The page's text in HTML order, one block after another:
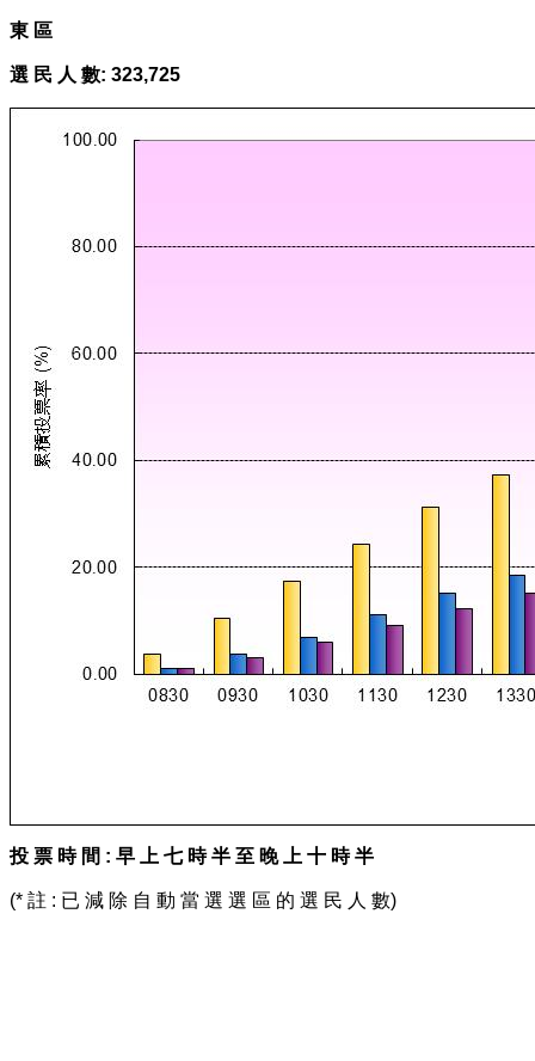
東 區
選 民 人 數: 323,725
投 票 時 間 : 早 上 七 時 半 至 晚 上 十 時 半
(* 註 : 已 減 除 自 動 當 選 選 區 的 選 民 人 數)